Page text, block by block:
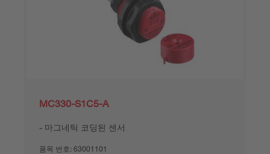
MC330-S1C5-A
마그네틱 코딩된 센서
품목 번호: 63001101